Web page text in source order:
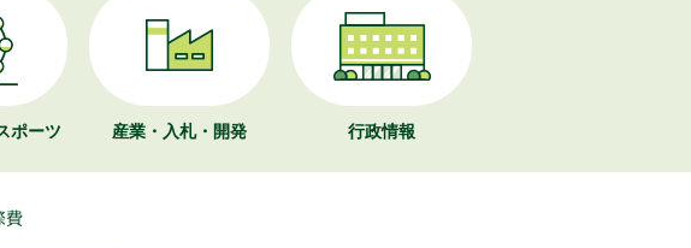
ポーツ 産業・入札・開発 行政情報
費